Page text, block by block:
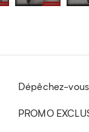
Dépêchez-
PROMO